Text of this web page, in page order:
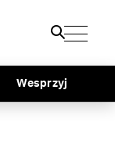
Wesprzyj